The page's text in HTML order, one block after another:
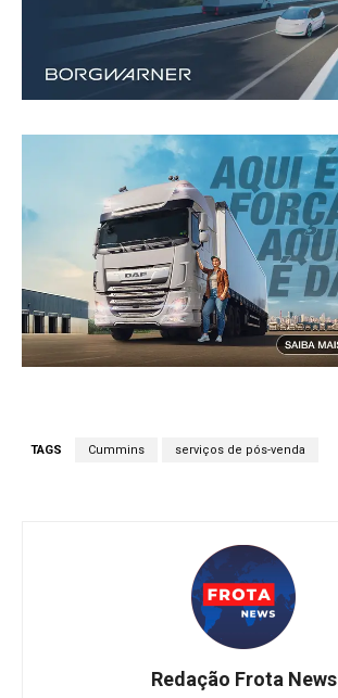
TAGS Cummins serviços de pós-venda
Redação Frota News